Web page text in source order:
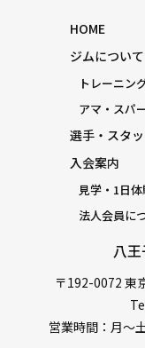
八
〒192-0072 東
営業時間：月〜
HOME
ジムについて
トレーニン
アマ・スパ
選手・スタ
入会案内
見学・1日
法人会員に